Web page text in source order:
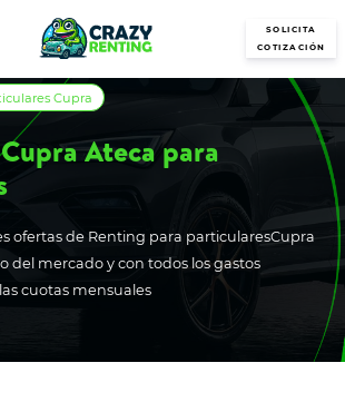
SOLICITA
COTIZACIÓN
Ateca para
ofertas de Renting para particularesCupra
del mercado y con todos los gastos
cuotas mensuales
Cupra